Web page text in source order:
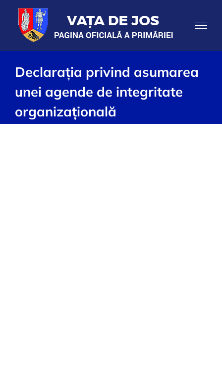
content
Declarația privind asumarea
unei agende de integritate
organizațională